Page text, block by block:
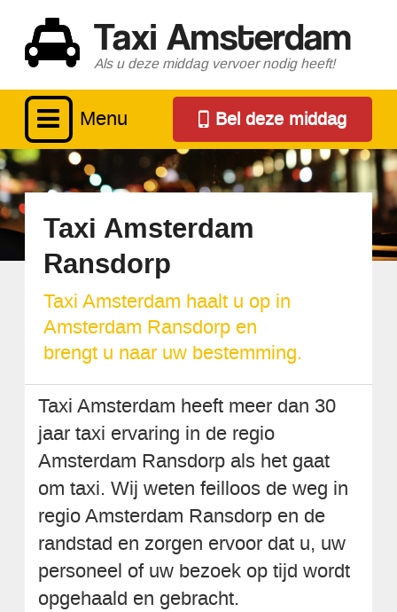
Taxi Amsterdam
Als u deze middag vervoer nodig heeft!
Menu Bel deze middag
Taxi Amsterdam
Ransdorp
Taxi Amsterdam haalt u op in
Amsterdam Ransdorp en
brengt u naar uw bestemming.
Taxi Amsterdam heeft meer dan 30
jaar taxi ervaring in de regio
Amsterdam Ransdorp als het gaat
om taxi. Wij weten feilloos de weg in
regio Amsterdam Ransdorp en de
randstad en zorgen ervoor dat u, uw
personeel of uw bezoek op tijd wordt
opgehaald en gebracht.